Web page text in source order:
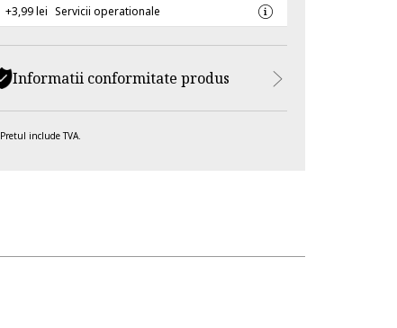
+3,99 lei Servicii operationale
Informatii conformitate produs
Pretul include TVA.